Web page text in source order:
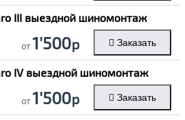
III выездной шиномонтаж
от1'500р Заказать
IV выездной шиномонтаж
от1'500р Заказать